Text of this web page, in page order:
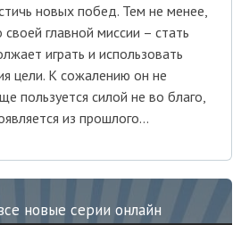
новых побед. Тем не менее,
главной миссии – стать
играть и использовать
цели. К сожалению он не
пользуется силой не во благо,
из прошлого…
новые серии онлайн